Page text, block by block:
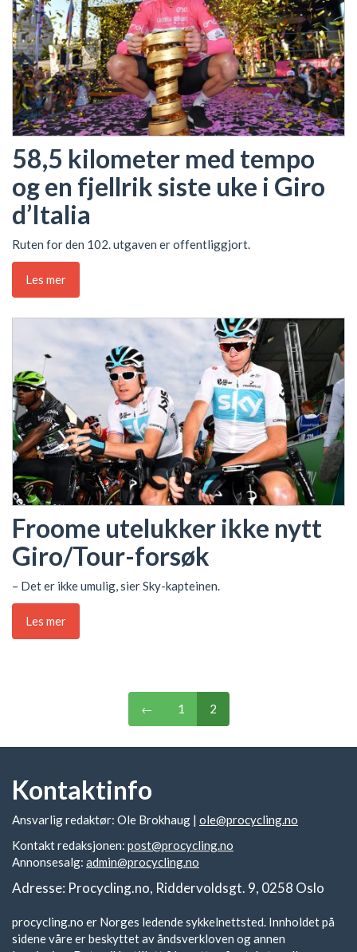
58,5 kilometer med tempo
og en fjellrik siste uke i Giro
d’Italia
Ruten for den 102. utgaven er offentliggjort.
Les mer
Froome utelukker ikke nytt
Giro/Tour-forsøk
– Det er ikke umulig, sier Sky-kapteinen.
Les mer
← 1 2
Kontaktinfo
Ansvarlig redaktør: Ole Brokhaug | ole@procycling.no
Kontakt redaksjonen: post@procycling.no
Annonsesalg: admin@procycling.no
Adresse: Procycling.no, Riddervoldsgt. 9, 0258 Oslo
procycling.no er Norges ledende sykkelnettsted. Innholdet på
sidene våre er beskyttet av åndsverkloven og annen